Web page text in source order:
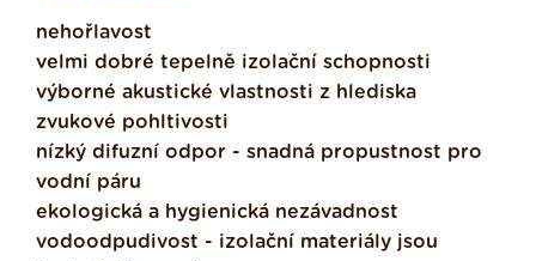
nehořlavost
velmi dobré tepelně izolační schopnosti
výborné akustické vlastnosti z hlediska
zvukové pohltivosti
nízký difuzní odpor - snadná propustnost pro
vodní páru
ekologická a hygienická nezávadnost
vodoodpudivost - izolační materiály jsou